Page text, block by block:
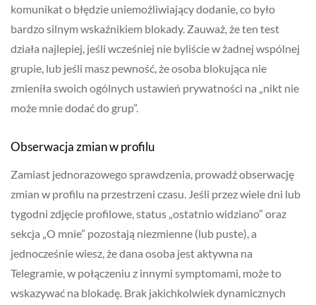
komunikat o błędzie uniemożliwiający dodanie, co było
bardzo silnym wskaźnikiem blokady. Zauważ, że ten test
działa najlepiej, jeśli wcześniej nie byliście w żadnej wspólnej
grupie, lub jeśli masz pewność, że osoba blokująca nie
zmieniła swoich ogólnych ustawień prywatności na „nikt nie
może mnie dodać do grup”.
Obserwacja zmian w profilu
Zamiast jednorazowego sprawdzenia, prowadź obserwację
zmian w profilu na przestrzeni czasu. Jeśli przez wiele dni lub
tygodni zdjęcie profilowe, status „ostatnio widziano” oraz
sekcja „O mnie” pozostają niezmienne (lub puste), a
jednocześnie wiesz, że dana osoba jest aktywna na
Telegramie, w połączeniu z innymi symptomami, może to
wskazywać na blokadę. Brak jakichkolwiek dynamicznych